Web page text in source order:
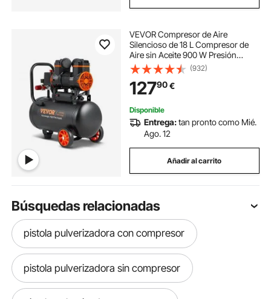
VEVOR Compresor de Aire
Silencioso de 18 L Compresor de
Aire sin Aceite 900 W Presión
Máxima de 3,5 Mpa Motor sin
Aceite 70 dB para Reparación de
Automóviles Inflado de Neumáticos
Pintura a Pistola
(932)
12790€
Disponible
Entrega:tan pronto como Mié.
Ago. 12
Añadir al carrito
Búsquedas relacionadas
pistola pulverizadora con compresor
pistola pulverizadora sin compresor